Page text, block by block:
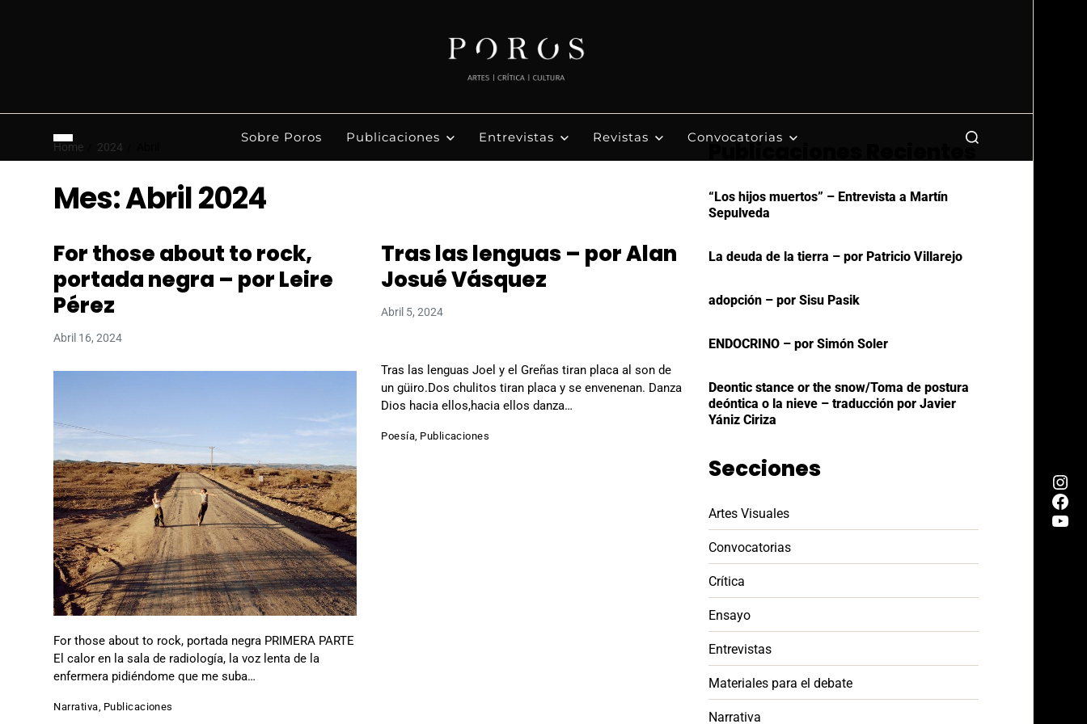
Sobre Poros Publicaciones Entrevistas Revistas Convocatorias
Home 2024
Mes:Abril 2024
For those about to rock,
portada negra – por Leire
Pérez
Abril 16, 2024
For those about to rock, portada negra PRIMERA PARTE
El calor en la sala de radiología, la voz lenta de la
enfermera pidiéndome que me suba…
Narrativa, Publicaciones
Tras las lenguas – por Alan
Josué Vásquez
Abril 5, 2024
Tras las lenguas Joel y el Greñas tiran placa al son de
un güiro.Dos chulitos tiran placa y se envenenan. Danza
Dios hacia ellos,hacia ellos danza…
Poesía, Publicaciones
Publicaciones Recientes
“Los hijos muertos” – Entrevista a Martín
Sepulveda
La deuda de la tierra – por Patricio Villarejo
adopción – por Sisu Pasik
ENDOCRINO – por Simón Soler
Deontic stance or the snow/Toma de postura
deóntica o la nieve – traducción por Javier
Yániz Ciriza
Secciones
Artes Visuales
Convocatorias
Crítica
Ensayo
Entrevistas
Materiales para el debate
Narrativa